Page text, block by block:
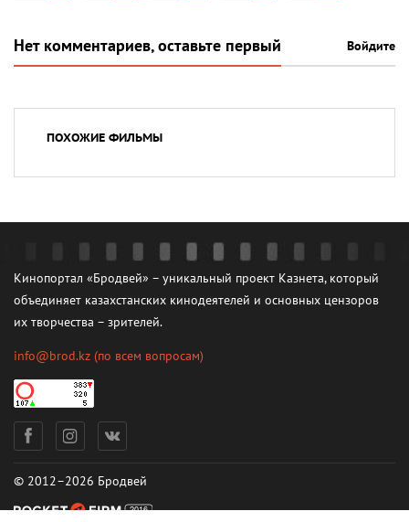
Нет комментариев, оставьте первый Войдите
ПОХОЖИЕ ФИЛЬМЫ
Кинопортал «Бродвей» – уникальный проект Казнета, который
объединяет казахстанских кинодеятелей и основных цензоров
их творчества – зрителей.
info@brod.kz (по всем вопросам)
© 2012–2026 Бродвей